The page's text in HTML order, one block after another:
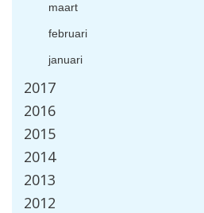
maart
februari
januari
2017
2016
2015
2014
2013
2012